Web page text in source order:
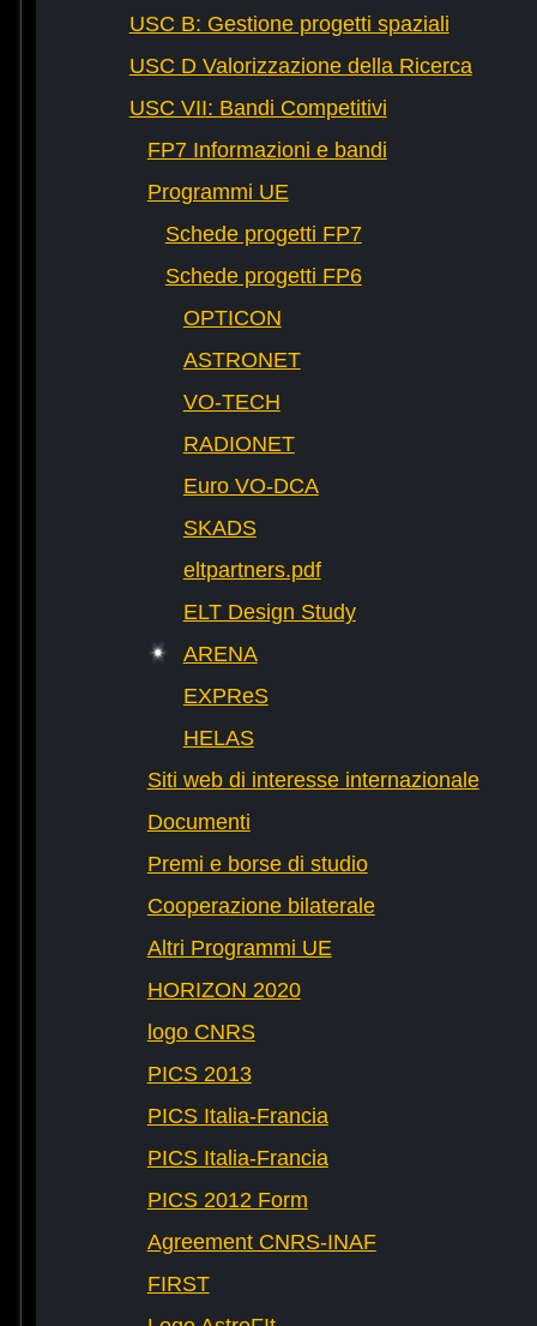
USC B: Gestione progetti spaziali
USC D Valorizzazione della Ricerca
USC VII: Bandi Competitivi
FP7 Informazioni e bandi
Programmi UE
Schede progetti FP7
Schede progetti FP6
OPTICON
ASTRONET
VO-TECH
RADIONET
Euro VO-DCA
SKADS
eltpartners.pdf
ELT Design Study
ARENA
EXPReS
HELAS
Siti web di interesse internazionale
Documenti
Premi e borse di studio
Cooperazione bilaterale
Altri Programmi UE
HORIZON 2020
logo CNRS
PICS 2013
PICS Italia-Francia
PICS Italia-Francia
PICS 2012 Form
Agreement CNRS-INAF
FIRST